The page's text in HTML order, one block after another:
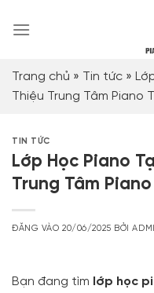
qua
Trang chủ » Tin tức »
Thiệu Trung Tâm Piano
TIN TỨC
Lớp Học Piano
Trung Tâm
ĐĂNG VÀO20/06/2025 BỞI
Bạn đang tìm lớp học